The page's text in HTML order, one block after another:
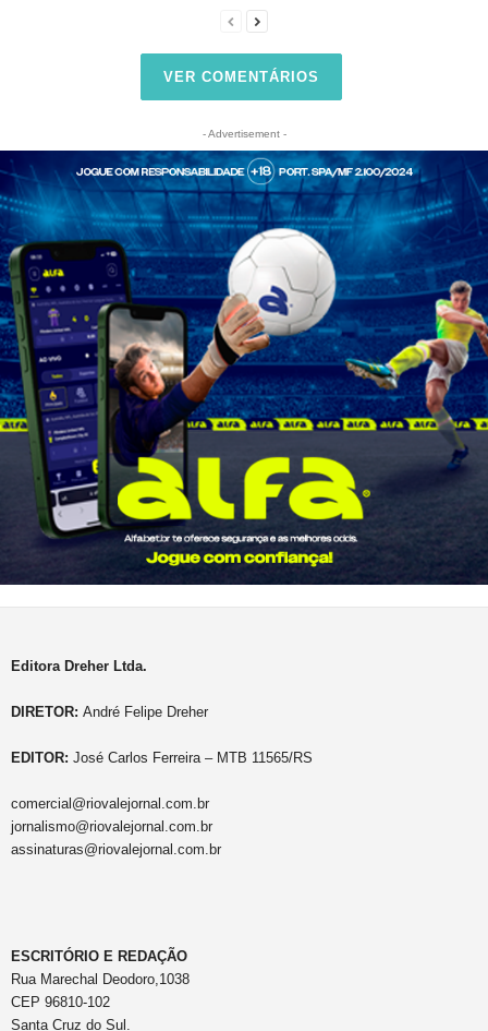
VER COMENTÁRIOS
- Advertisement -
Editora Dreher Ltda.
DIRETOR: André Felipe Dreher
EDITOR: José Carlos Ferreira – MTB 11565/RS
comercial@riovalejornal.com.br
jornalismo@riovalejornal.com.br
assinaturas@riovalejornal.com.br
ESCRITÓRIO E REDAÇÃO
Rua Marechal Deodoro,1038
CEP 96810-102
Santa Cruz do Sul.